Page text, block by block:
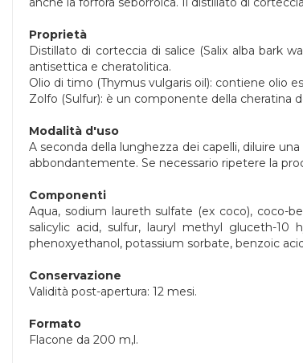
Proprietà
Distillato di corteccia di salice (Salix alba bark
antisettica e cheratolitica.
Olio di timo (Thymus vulgaris oil): contiene olio
Zolfo (Sulfur): è un componente della cheratina
Modalità d'uso
A seconda della lunghezza dei capelli, diluire
abbondantemente. Se necessario ripetere la
Componenti
Aqua, sodium laureth sulfate (ex coco), coco-
salicylic acid, sulfur, lauryl methyl gluceth-10
phenoxyethanol, potassium sorbate, benzoic
Conservazione
Validità post-apertura: 12 mesi.
Formato
Flacone da 200 m,l.